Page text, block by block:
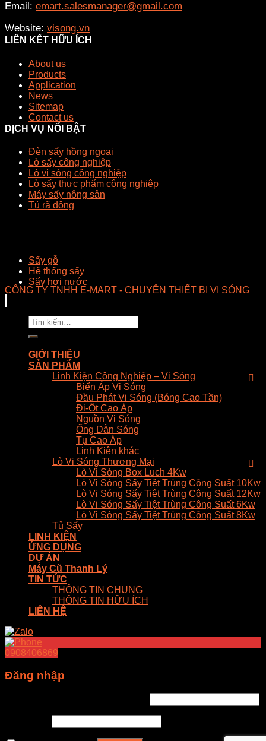
Email: emart.salesmanager@gmail.com
Website: visong.vn
LIÊN KẾT HỮU ÍCH
About us
Products
Application
News
Sitemap
Contact us
DỊCH VỤ NỔI BẬT
Đèn sấy hồng ngoại
Lò sấy công nghiệp
Lò vi sóng công nghiệp
Lò sấy thực phẩm công nghiệp
Máy sấy nông sản
Tủ rã đông
Sấy gỗ
Hệ thống sấy
Sấy hơi nước
CÔNG TY TNHH E-MART - CHUYÊN THIẾT BỊ VI SÓNG
Tìm
kiếm:
GIỚI THIỆU
SẢN PHẨM
Linh Kiện Công Nghiệp – Vi Sóng
Biến Áp Vi Sóng
Đầu Phát Vi Sóng (Bóng Cao Tần)
Đi-Ốt Cao Áp
Nguồn Vi Sóng
Ống Dẫn Sóng
Tụ Cao Áp
Linh Kiện khác
Lò Vi Sóng Thương Mại
Lò Vi Sóng Box Luch 4Kw
Lò Vi Sóng Sấy Tiệt Trùng Công Suất 10Kw
Lò Vi Sóng Sấy Tiệt Trùng Công Suất 12Kw
Lò Vi Sóng Sấy Tiệt Trùng Công Suất 6Kw
Lò Vi Sóng Sấy Tiệt Trùng Công Suất 8Kw
Tủ Sấy
LINH KIỆN
ỨNG DỤNG
DỰ ÁN
Máy Cũ Thanh Lý
TIN TỨC
THÔNG TIN CHUNG
THÔNG TIN HỮU ÍCH
LIÊN HỆ
0908406869
Đăng nhập